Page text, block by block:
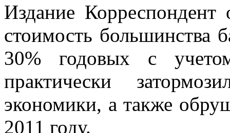
Издание
стоимость большинства
30% годовых с
практически
экономики, а также
2011 году.